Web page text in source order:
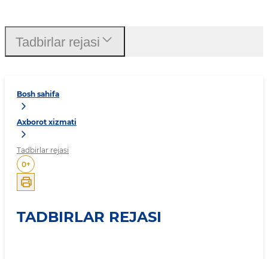
Bosh sahifa
Axborot xizmati
Tadbirlar rejasi
0+
TADBIRLAR REJASI
Tadbirlar rejasi